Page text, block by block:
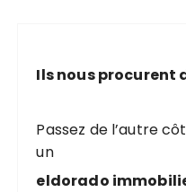
h
p
o
u
Ils nous procurent
Passez de l’autre
un
eldorado